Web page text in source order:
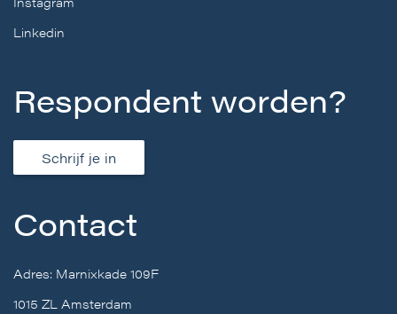
Linkedin
Respondent worden?
Schrijf je in
Contact
Adres: Marnixkade 109F
1015 ZL Amsterdam